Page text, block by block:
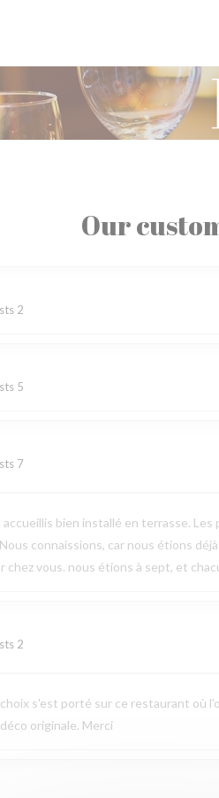
Our
2
5
7
bien installé en terrasse.
connaissions, car nous étions
chez vous. nous étions à sept, et
2
choix s'est porté sur ce restaurant où
originale. Merci